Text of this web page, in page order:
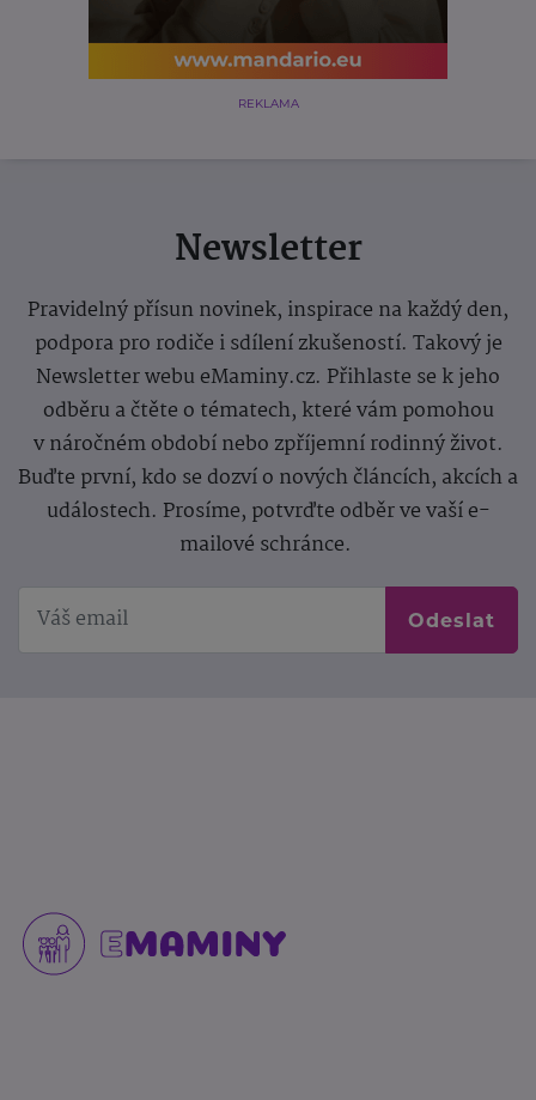
REKLAMA
Newsletter
Pravidelný přísun novinek, inspirace na každý den,
podpora pro rodiče i sdílení zkušeností. Takový je
Newsletter webu eMaminy.cz. Přihlaste se k jeho
odběru a čtěte o tématech, které vám pomohou
v náročném období nebo zpříjemní rodinný život.
Buďte první, kdo se dozví o nových článcích, akcích a
událostech. Prosíme, potvrďte odběr ve vaší e-
mailové schránce.
Odeslat